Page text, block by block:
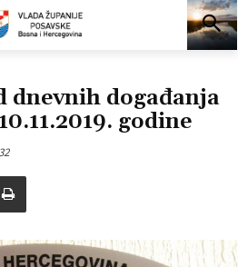
dnevnih događanja
godine